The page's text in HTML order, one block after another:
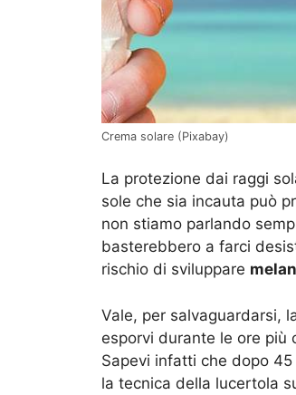
Crema solare (Pixabay)
La protezione dai raggi
sole che sia incauta può
non stiamo parlando
basterebbero a farci
rischio di sviluppare
Vale, per salvaguardarsi,
esporvi durante le ore più
Sapevi infatti che dopo
la tecnica della lucertola